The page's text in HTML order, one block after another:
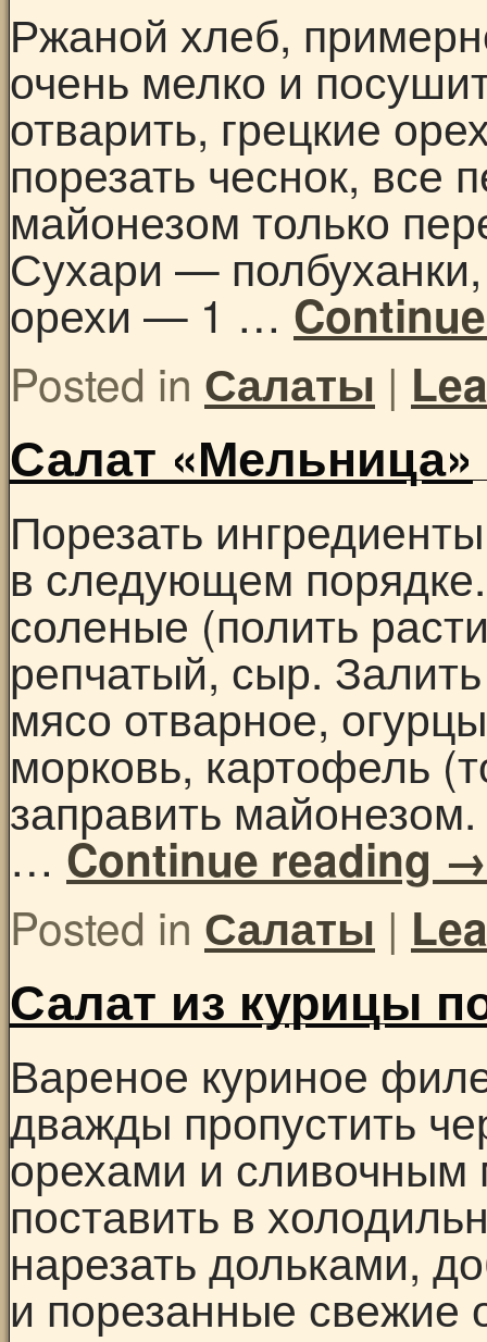
Ржаной хлеб,
очень мелко и
отварить, грецкие
порезать чеснок, все
майонезом только
Сухари —
орехи — 1 …
Posted in Салаты |
Салат «Мельница»
Порезать
в следующем
соленые (полить
репчатый, сыр.
мясо отварное,
морковь, картофель
заправить
… Continue reading →
Posted in Салаты |
Салат из курицы
Вареное куриное
дважды пропустить
орехами и сливочным
поставить в
нарезать дольками,
и порезанные